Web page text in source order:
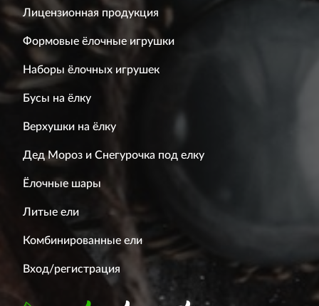
Лицензионная продукция
Формовые ёлочные игрушки
Наборы ёлочных игрушек
Бусы на ёлку
Верхушки на ёлку
Дед Мороз и Снегурочка под елку
Ёлочные шары
Литые ели
Комбинированные ели
Вход/регистрация